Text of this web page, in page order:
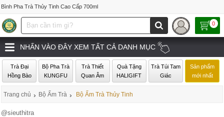
Bình Pha Trà Thủy Tinh Cao Cấp 700ml
0
NHẤN VÀO ĐÂY XEM TẤT CẢ DANH MỤC
Trà Đại
Hồng Bào
Bộ Pha Trà
KUNGFU
Trà Thiết
Quan Âm
Quà Tặng
HALIGIFT
Trà Túi Tam
Giác
Sản phẩm
mới nhất
Trang chủ › Bộ Ấm Trà › Bộ Ấm Trà Thủy Tinh
@sieuthitra